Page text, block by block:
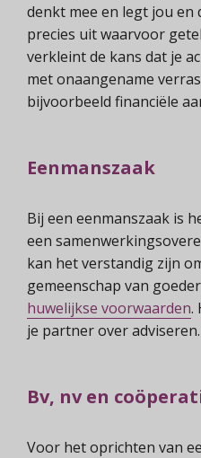
denkt mee en legt jou en
precies uit waarvoor
verkleint de kans dat je
met onaangename
bijvoorbeeld financiële
Eenmanszaak
Bij een eenmanszaak is
een
kan het verstandig zijn
gemeenschap van
huwelijkse voorwaarden.
je partner over adviseren.
Bv, nv en
Voor het oprichten van